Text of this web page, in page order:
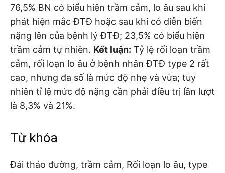
76,5% BN có biểu hiện trầm cảm, lo âu sau khi
phát hiện mắc ĐTĐ hoặc sau khi có diễn biến
nặng lên của bệnh lý ĐTĐ; 23,5% có biểu hiện
trầm cảm tự nhiên. Kết luận: Tỷ lệ rối loạn trầm
cảm, rối loạn lo âu ở bệnh nhân ĐTĐ type 2 rất
cao, nhưng đa số là mức độ nhẹ và vừa; tuy
nhiên tỉ lệ mức độ nặng cần phải điều trị lần lượt
là 8,3% và 21%.
Từ khóa
Đái tháo đường, trầm cảm, Rối loạn lo âu, type